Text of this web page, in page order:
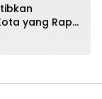
yang Rapi